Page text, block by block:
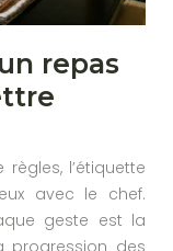
repas
l’étiquette
avec le chef.
geste est la